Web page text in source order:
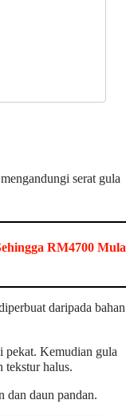
serat gula
RM4700
daripada bahan
pekat. Kemudian gula
tekstur halus.
dan daun pandan.